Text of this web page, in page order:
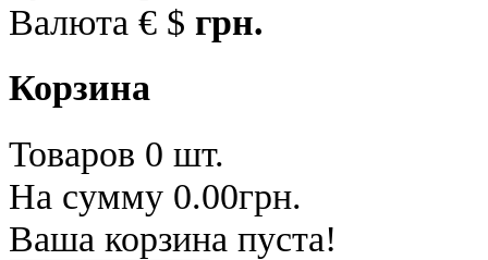
Валюта € $ грн.
Корзина
Товаров 0 шт.
На сумму 0.00грн.
Ваша корзина пуста!